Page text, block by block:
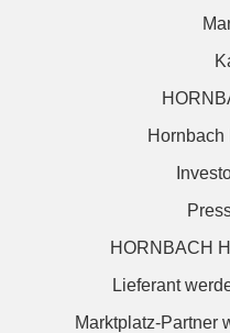
Hornbach
HORNBACH
Lieferant
Marktplatz-Partner